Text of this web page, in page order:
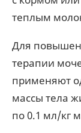
теплым
Для
терапии
применяют
массы тела
по 0.1 мл/кг